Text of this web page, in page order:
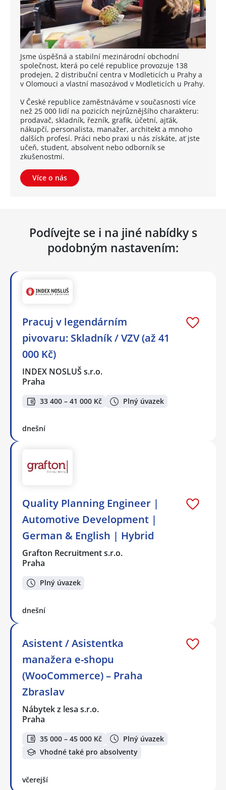
Jsme úspěšná a stabilní mezinárodní obchodní
společnost, která po celé republice provozuje 138
prodejen, 2 distribuční centra v Modleticích u Prahy a
v Olomouci a vlastní masozávod v Modleticích u Prahy.
V České republice zaměstnáváme v současnosti více
než 25 000 lidí na pozicích nejrůznějšího charakteru:
prodavač, skladník, řezník, grafik, účetní, ajťák,
nákupčí, personalista, manažer, architekt a mnoho
dalších profesí. Práci nebo praxi u nás získáte, ať jste
učeň, student, absolvent nebo odborník se
zkušenostmi.
Více o nás
Podívejte se i na jiné nabídky s
podobným nastavením:
Pracuj v legendárním
pivovaru: Skladník / VZV (až 41
000 Kč)
INDEX NOSLUŠ s.r.o.
Praha
33 400 – 41 000 Kč Plný úvazek
dnešní
Quality Planning Engineer |
Automotive Development |
German & English | Hybrid
Grafton Recruitment s.r.o.
Praha
Plný úvazek
dnešní
Asistent / Asistentka
manažera e-shopu
(WooCommerce) – Praha
Zbraslav
Nábytek z lesa s.r.o.
Praha
35 000 – 45 000 Kč
Plný úvazek
Vhodné také pro absolventy
včerejší